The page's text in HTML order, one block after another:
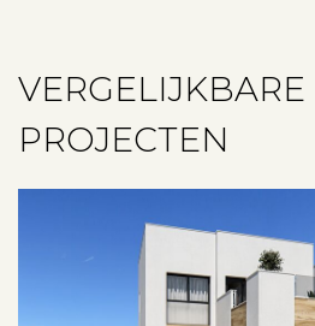
VERGELIJKBARE
PROJECTEN